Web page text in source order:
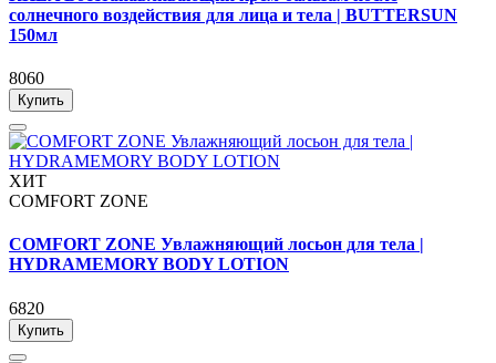
солнечного воздействия для лица и тела | BUTTERSUN
150мл
8060
Купить
ХИТ
COMFORT ZONE
COMFORT ZONE Увлажняющий лосьон для тела |
HYDRAMEMORY BODY LOTION
6820
Купить